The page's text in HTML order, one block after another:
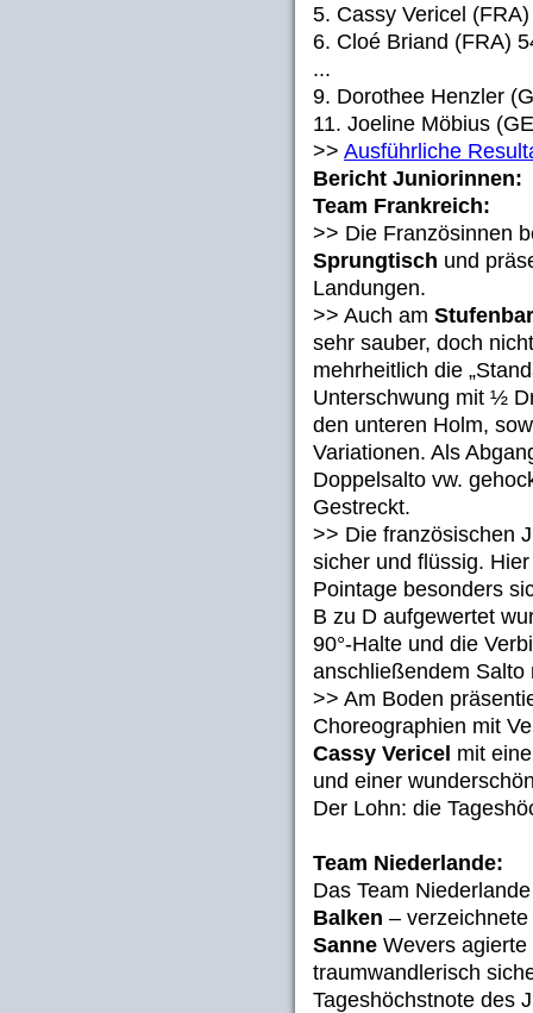
5. Cassy Vericel
6. Cloé Briand (FRA)
...
9. Dorothee Henzler
11. Joeline Möbius
>> Ausführliche
Bericht Juniorinnen:
Team Frankreich:
>> Die Französinnen
Sprungtisch und
Landungen.
>> Auch am
sehr sauber, doch
mehrheitlich die
Unterschwung mit ½
den unteren Holm,
Variationen. Als
Doppelsalto vw.
Gestreckt.
>> Die französischen
sicher und flüssig.
Pointage besonders
B zu D aufgewertet
90°-Halte und die
anschließendem Salto
>> Am Boden
Choreographien mit
Cassy Vericel mit
und einer
Der Lohn: die
Team Niederlande:
Das Team
Balken –
Sanne Wevers
traumwandlerisch
Tageshöchstnote des